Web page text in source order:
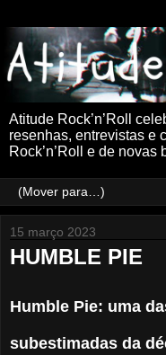
Atitude Rock’n’Roll
resenhas, entrevistas e
Rock’n’Roll e de novas
15 março 2023
HUMBLE PIE
Humble Pie: uma
subestimadas da